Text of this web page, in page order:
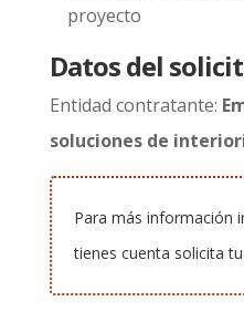
proyecto
Datos del
Entidad contratante:
soluciones de
Para más información
tienes cuenta solicita